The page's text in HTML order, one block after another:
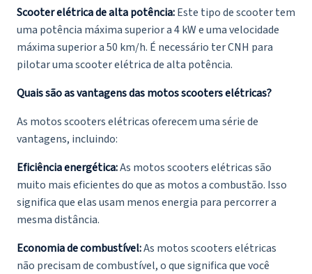
Scooter elétrica de alta potência:Este tipo de scooter tem
uma potência máxima superior a 4 kW e uma velocidade
máxima superior a 50 km/h. É necessário ter CNH para
pilotar uma scooter elétrica de alta potência.
Quais são as vantagens das motos scooters elétricas?
As motos scooters elétricas oferecem uma série de
vantagens, incluindo:
Eficiência energética:As motos scooters elétricas são
muito mais eficientes do que as motos a combustão. Isso
significa que elas usam menos energia para percorrer a
mesma distância.
Economia de combustível:As motos scooters elétricas
não precisam de combustível, o que significa que você